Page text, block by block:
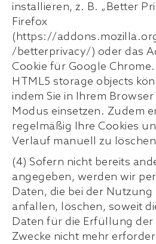
installieren, z. B. „Better
Firefox
(https://
/betterprivacy/) oder das
Cookie für Google
HTML5 storage objects
indem Sie in Ihrem
Modus einsetzen. Zudem
regelmäßig Ihre Cookies
Verlauf manuell zu
(4) Sofern nicht bereits
angegeben, werden wir
Daten, die bei der
anfallen, löschen, soweit
Daten für die Erfüllung der
Zwecke nicht mehr